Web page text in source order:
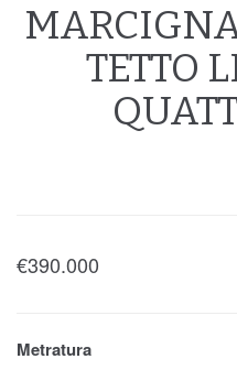
TETTO
€390.000
Metratura